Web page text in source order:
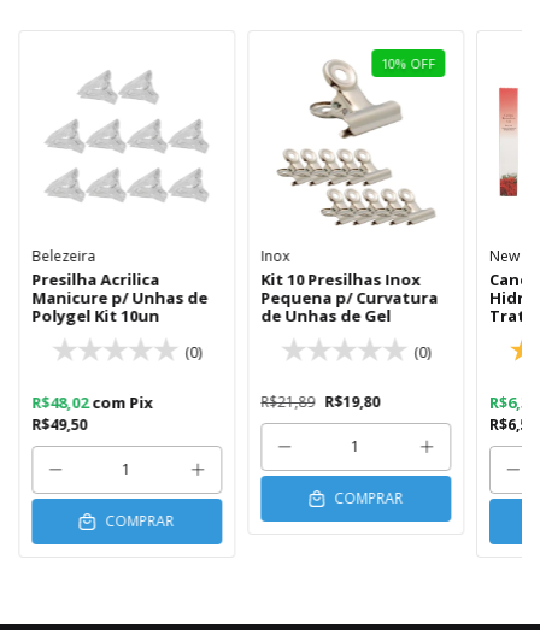
Belezeira
Presilha Acrilica
Manicure p/ Unhas de
Polygel Kit 10un
(0)
R$49,50
R$48,02com Pix
COMPRAR
10% OFF
Inox
Kit 10 Presilhas Inox
Pequena p/ Curvatura
de Unhas de Gel
(0)
R$21,89 R$19,80
COMPRAR
New
R$6,59